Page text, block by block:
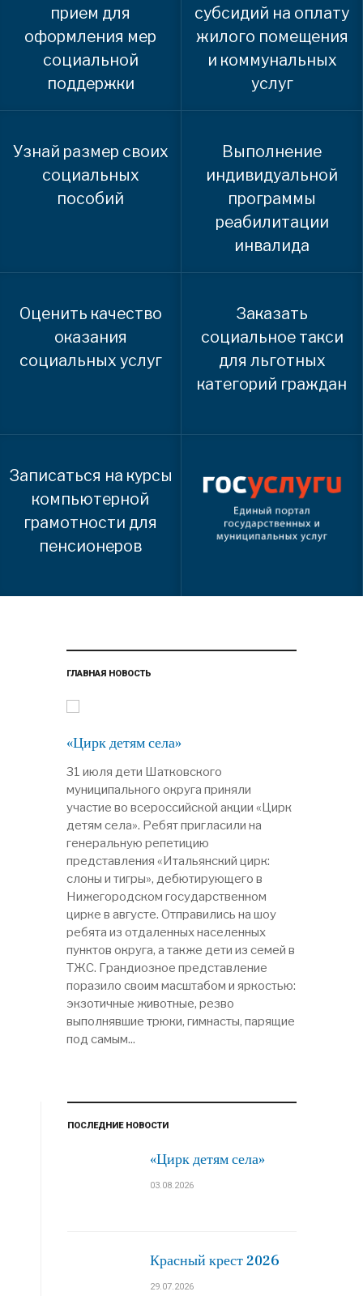
прием для
оформления мер
социальной
поддержки
субсидий на оплату
жилого помещения
и коммунальных
услуг
Узнай размер своих
социальных
пособий
Выполнение
индивидуальной
программы
реабилитации
инвалида
Оценить качество
оказания
социальных услуг
Заказать
социальное такси
для льготных
категорий граждан
Записаться на курсы
компьютерной
грамотности для
пенсионеров
ГЛАВНАЯ НОВОСТЬ
«Цирк детям села»
31 июля дети Шатковского
муниципального округа приняли
участие во всероссийской акции «Цирк
детям села». Ребят пригласили на
генеральную репетицию
представления «Итальянский цирк:
слоны и тигры», дебютирующего в
Нижегородском государственном
цирке в августе. Отправились на шоу
ребята из отдаленных населенных
пунктов округа, а также дети из семей в
ТЖС. Грандиозное представление
поразило своим масштабом и яркостью:
экзотичные животные, резво
выполнявшие трюки, гимнасты, парящие
под самым...
ПОСЛЕДНИЕ НОВОСТИ
«Цирк детям села»
03.08.2026
Красный крест 2026
29.07.2026